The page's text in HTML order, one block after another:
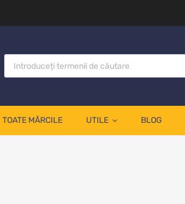
TOATE MĂRCILE UTILE BLOG